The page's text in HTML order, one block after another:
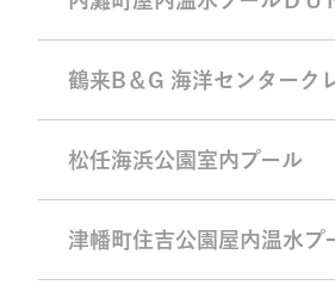
鶴来B＆G 海洋センターク
松任海浜公園室内プール
津幡町住吉公園屋内温水プ